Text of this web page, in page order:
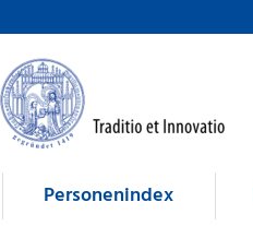
Personenindex